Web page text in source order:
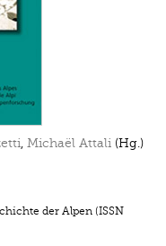
, Michaël Attali (Hg.)
der Alpen (ISSN